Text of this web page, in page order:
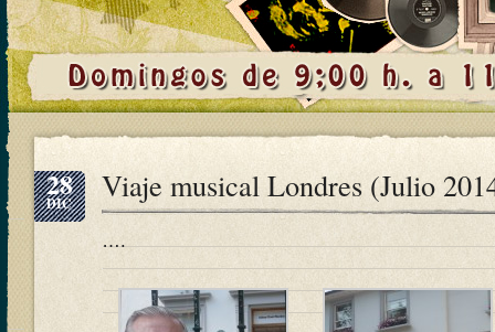
28
DIC Viaje musical Londres (Julio
….